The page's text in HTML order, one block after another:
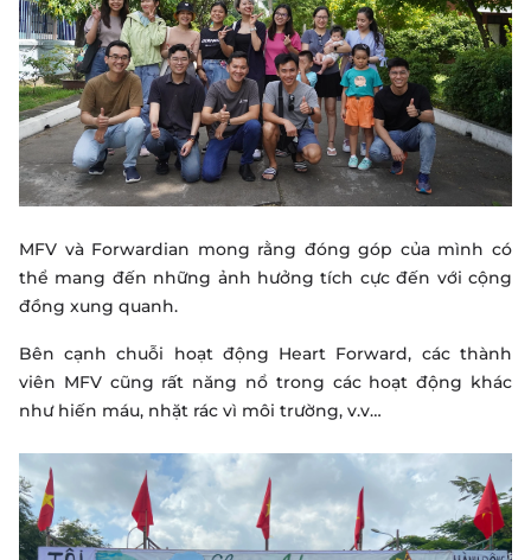
MFV và Forwardian mong rằng đóng góp của mình có
thể mang đến những ảnh hưởng tích cực đến với cộng
đồng xung quanh.
Bên cạnh chuỗi hoạt động Heart Forward, các thành
viên MFV cũng rất năng nổ trong các hoạt động khác
như hiến máu, nhặt rác vì môi trường, v.v…